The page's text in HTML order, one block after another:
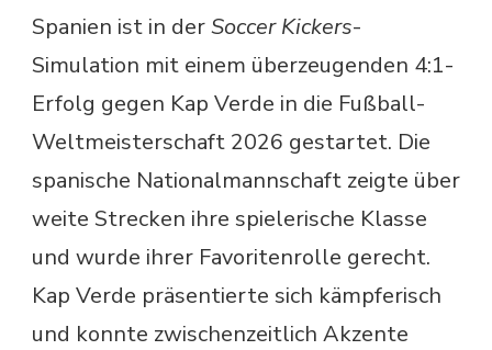
Spanien ist in derSoccer Kickers-
Simulation mit einem überzeugenden 4:1-
Erfolg gegen Kap Verde in die Fußball-
Weltmeisterschaft 2026 gestartet. Die
spanische Nationalmannschaft zeigte über
weite Strecken ihre spielerische Klasse
und wurde ihrer Favoritenrolle gerecht.
Kap Verde präsentierte sich kämpferisch
und konnte zwischenzeitlich Akzente